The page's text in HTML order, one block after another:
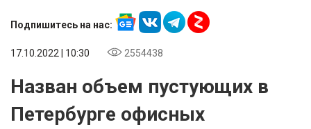
Подпишитесь на нас:
17.10.2022 | 10:30 2554438
Назван объем пустующих в
Петербурге офисных